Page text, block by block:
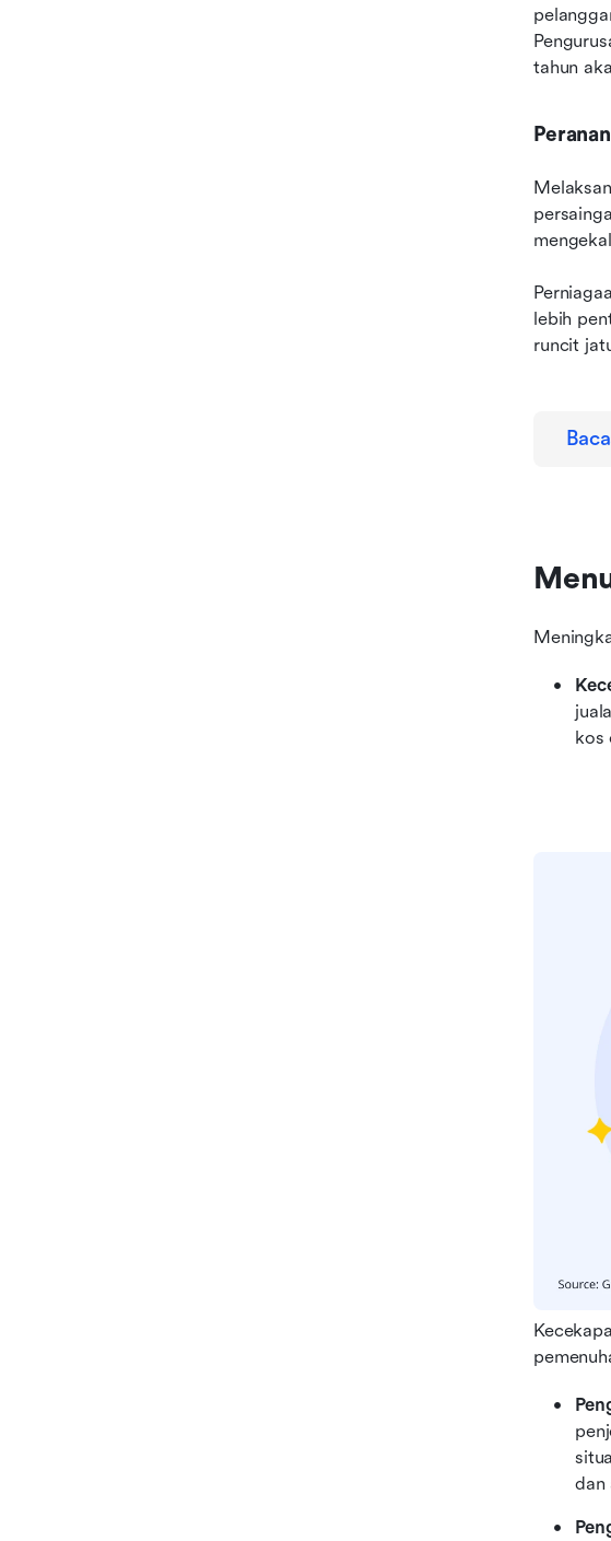
tahun
lebih
runcit
kos
dan